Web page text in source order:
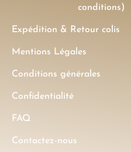
conditions)
Expédition & Retour colis
Mentions Légales
Conditions générales
Confidentialité
FAQ
Contactez-nous